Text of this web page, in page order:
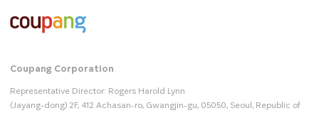
Coupang Corporation
Representative Director: Rogers Harold Lynn
(Jayang-dong) 2F, 412 Achasan-ro, Gwangjin-gu, 05050, Seoul, Republic of